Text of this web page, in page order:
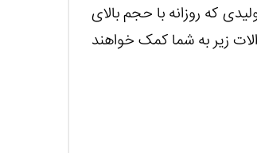
که روزانه با حجم بالای
زیر به شما کمک خواهند